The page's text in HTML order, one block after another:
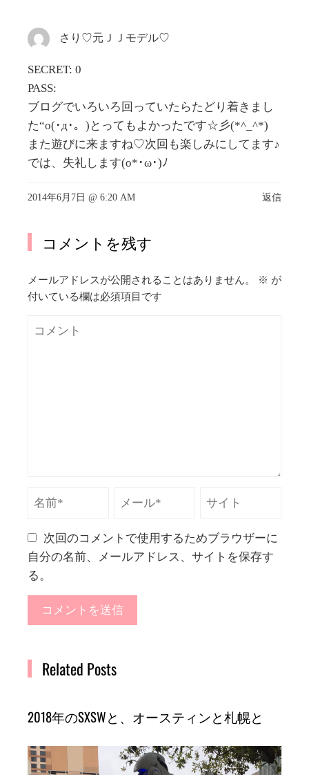
さり♡元ＪＪモデル♡
SECRET: 0
PASS:
ブログでいろいろ回っていたらたどり着きまし
た“o(･д･。)とってもよかったです☆彡(*^_^*)
また遊びに来ますね♡次回も楽しみにしてます♪
では、失礼します(o*･ω･)ﾉ
2014年6月7日 @ 6:20 AM 返信
コメントを残す
メールアドレスが公開されることはありません。 ※ が
付いている欄は必須項目です
次回のコメントで使用するためブラウザーに
自分の名前、メールアドレス、サイトを保存す
る。
Related Posts
2018年のSXSWと、オースティンと札幌と